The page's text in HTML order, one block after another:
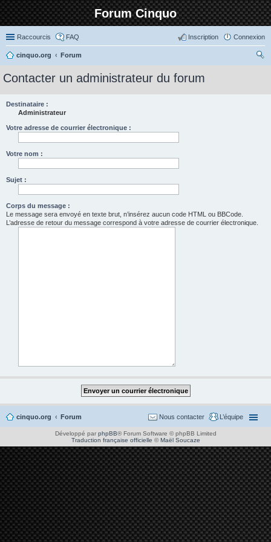
Forum Cinquo
Raccourcis FAQ Connexion
Inscription
cinquo.org
Forum
Contacter un administrateur du forum
Destinataire :
Administrateur
Votre adresse de courrier électronique :
Votre nom :
Sujet :
Corps du message :
Le message sera envoyé en texte brut, n’insérez aucun code HTML ou BBCode.
L’adresse de retour du message correspond à votre adresse de courrier électronique.
cinquo.org Forum L’équipe
Nous contacter
Développé par phpBB® Forum Software © phpBB Limited
Traduction française officielle ©Maël Soucaze